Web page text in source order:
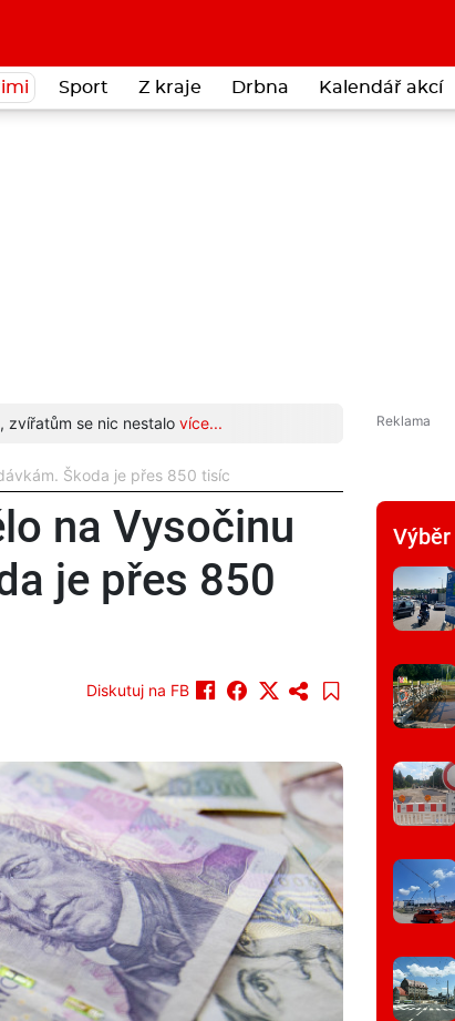
Sport Z kraje Drbna Kalendář akcí
zvířatům se nic nestalo více... Cizinka
Škoda je přes 850 tisíc
na Vysočinu
je přes 850
Diskutuj na FB